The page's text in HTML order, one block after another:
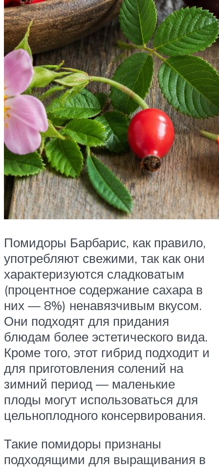
Помидоры Барбарис, как правило,
употребляют свежими, так как они
характеризуются сладковатым
(процентное содержание сахара в
них — 8%) ненавязчивым вкусом.
Они подходят для придания
блюдам более эстетического вида.
Кроме того, этот гибрид подходит и
для приготовления солений на
зимний период — маленькие
плоды могут использоваться для
цельноплодного консервирования.
Такие помидоры признаны
подходящими для выращивания в